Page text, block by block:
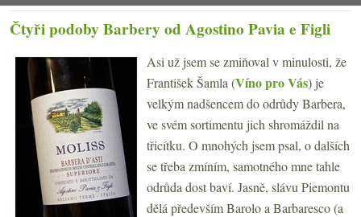
Čtyři podoby Barbery od Agostino Pavia e Figli
Asi už jsem se zmiňoval v minulosti, že
František Šamla (Víno pro Vás) je
velkým nadšencem do odrůdy Barbera,
ve svém sortimentu jich shromáždil na
třicítku. O mnohých jsem psal, o dalších
se třeba zmíním, samotného mne tahle
odrůda dost baví. Jasně, slávu Piemontu
dělá především Barolo a Barbaresco (a